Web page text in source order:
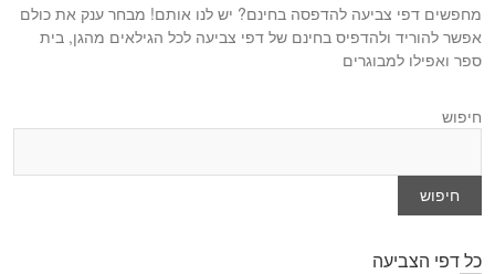
מחפשים דפי צביעה להדפסה בחינם? יש לנו אותם! מבחר ענק את כולם
אפשר להוריד ולהדפיס בחינם של דפי צביעה לכל הגילאים מהגן, בית
ספר ואפילו למבוגרים
חיפוש
חיפוש
כל דפי הצביעה